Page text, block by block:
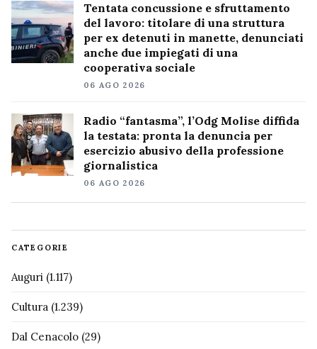
Tentata concussione e sfruttamento
del lavoro: titolare di una struttura
per ex detenuti in manette, denunciati
anche due impiegati di una
cooperativa sociale
06 AGO 2026
Radio “fantasma”, l’Odg Molise diffida
la testata: pronta la denuncia per
esercizio abusivo della professione
giornalistica
06 AGO 2026
CATEGORIE
Auguri (1.117)
Cultura (1.239)
Dal Cenacolo (29)